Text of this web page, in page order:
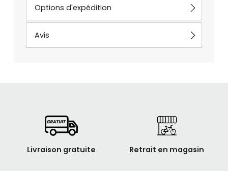
Options d'expédition
Avis
Livraison gratuite Retrait en magasin